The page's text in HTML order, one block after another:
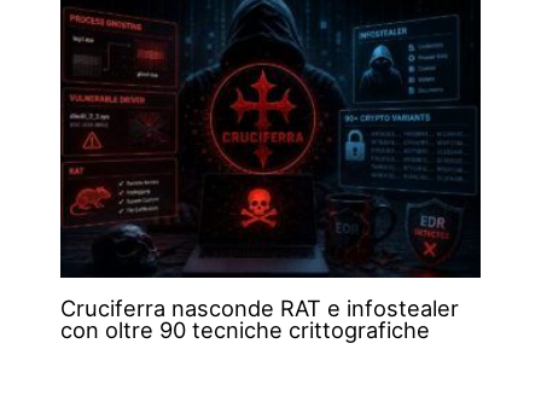
Cruciferra nasconde RAT e infostealer
con oltre 90 tecniche crittografiche